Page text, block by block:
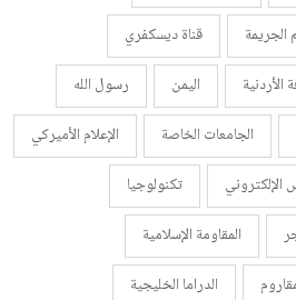
الجريمة
قناة ديسكفري
الأردنية اليمن
رسول الله
الجامعات الخاصة
الإعلام الأميركي
الإلكتروني
تكنولوجيا
المقاومة الإسلامية
الدراما الخليجية